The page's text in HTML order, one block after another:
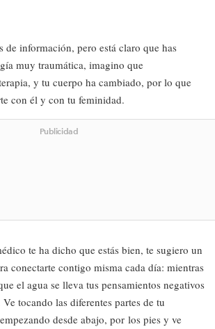
de información, pero está claro que has
muy traumática, imagino que
y tu cuerpo ha cambiado, por lo que
con él y con tu feminidad.
Publicidad
te ha dicho que estás bien, te sugiero un
conectarte contigo misma cada día: mientras
el agua se lleva tus pensamientos negativos
tocando las diferentes partes de tu
desde abajo, por los pies y ve